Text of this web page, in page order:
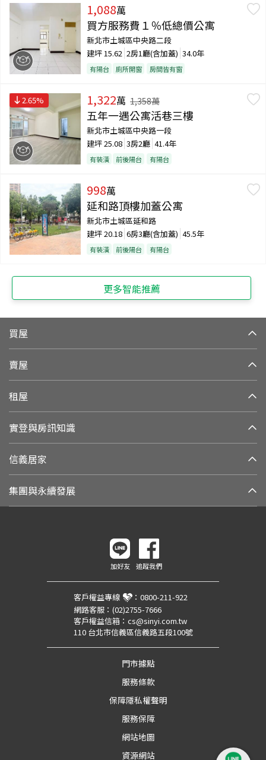
1,088萬
買方服務費１％低總價公寓
新北市土城區中央路二段
建坪15.62 2房1廳(含加蓋) 34.0年
有陽台 廁所開窗 房間皆有窗
2.65% 1,322萬 1,358萬
五年一遇公寓活巷三樓
新北市土城區中央路一段
建坪25.08 3房2廳 41.4年
有裝潢 前後陽台 有陽台
998萬
延和路頂樓加蓋公寓
新北市土城區延和路
建坪20.18 6房3廳(含加蓋) 45.5年
有裝潢 前後陽台 有陽台
更多智能推薦
買屋
賣屋
租屋
實登與房訊知識
信義居家
集團與永續發展
加好友 追蹤我們
客戶權益專線 ： 0800-211-922
網路客服： (02)2755-7666
客戶權益信箱： cs@sinyi.com.tw
110 台北市信義區信義路五段100號
門市據點
服務條款
保障隱私權聲明
服務保障
網站地圖
資源網站